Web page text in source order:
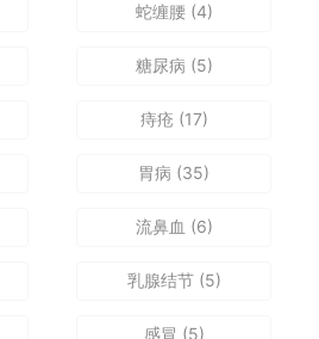
蛇缠腰(4)
糖尿病 (5)
痔疮 (17)
胃病 (35)
流鼻血 (6)
乳腺结节(5)
感冒 (5)